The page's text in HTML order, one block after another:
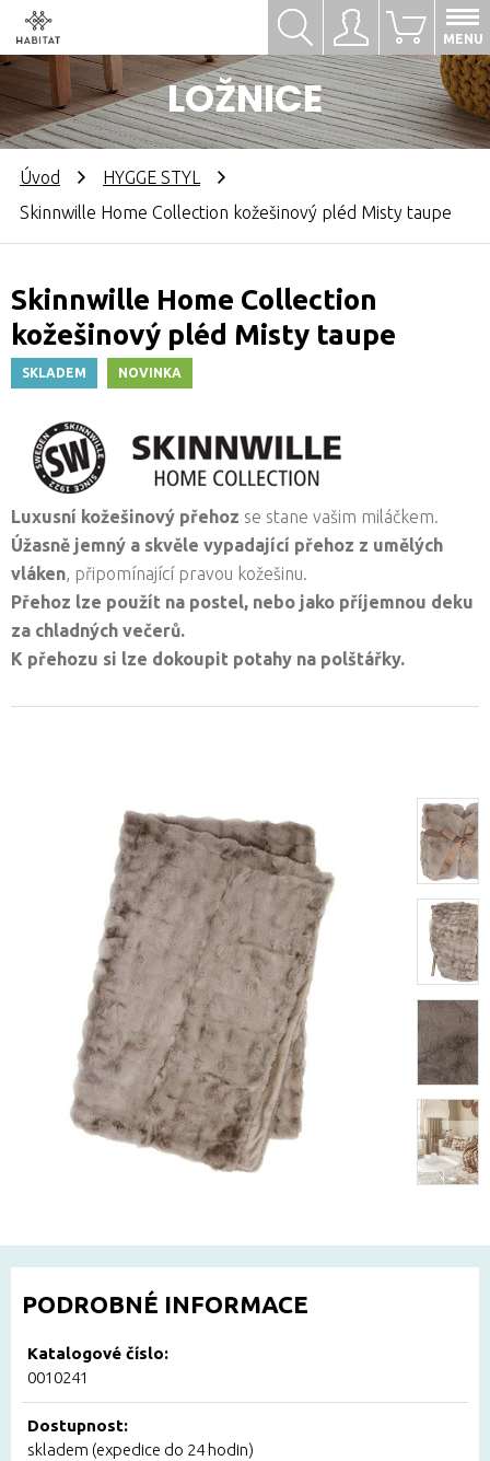
Přihlásit se
LOŽNICE
0
MENU
Hledat
Úvod
HYGGE STYL
Skinnwille Home Collection kožešinový pléd Misty taupe
Skinnwille Home Collection
kožešinový pléd Misty taupe
SKLADEM NOVINKA
Luxusní kožešinový přehoz se stane vašim miláčkem.
Úžasně jemný a skvěle vypadající přehoz z umělých
vláken, připomínající pravou kožešinu.
Přehoz lze použít na postel, nebo jako příjemnou deku
za chladných večerů.
K přehozu si lze dokoupit potahy na polštářky.
PODROBNÉ INFORMACE
Katalogové číslo:
0010241
Dostupnost:
skladem (expedice do 24 hodin)